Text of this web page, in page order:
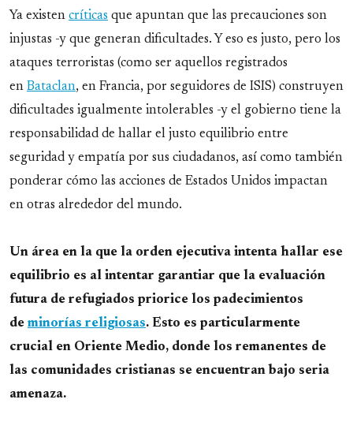
Ya existen críticas que apuntan que las precauciones son
injustas -y que generan dificultades. Y eso es justo, pero los
ataques terroristas (como ser aquellos registrados
en Bataclan, en Francia, por seguidores de ISIS) construyen
dificultades igualmente intolerables -y el gobierno tiene la
responsabilidad de hallar el justo equilibrio entre
seguridad y empatía por sus ciudadanos, así como también
ponderar cómo las acciones de Estados Unidos impactan
en otras alrededor del mundo.
Un área en la que la orden ejecutiva intenta hallar ese
equilibrio es al intentar garantiar que la evaluación
futura de refugiados priorice los padecimientos
de minorías religiosas. Esto es particularmente
crucial en Oriente Medio, donde los remanentes de
las comunidades cristianas se encuentran bajo seria
amenaza.